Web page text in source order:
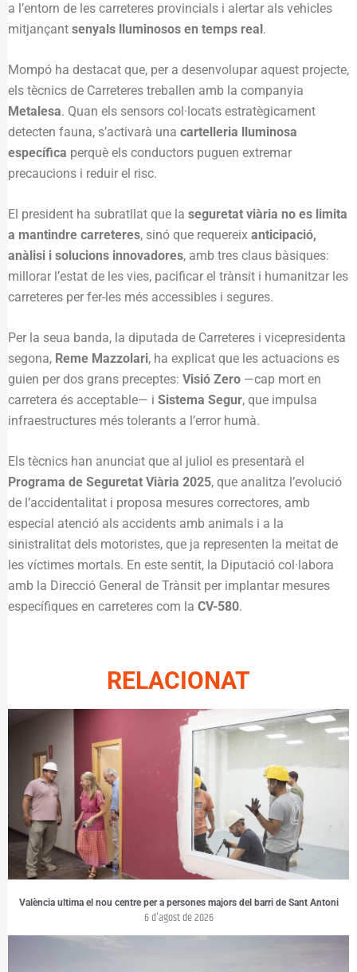
a l’entorn de les carreteres provincials i alertar als vehicles
mitjançant senyals lluminosos en temps real .
Mompó ha destacat que, per a desenvolupar aquest projecte,
els tècnics de Carreteres treballen amb la companyia
Metalesa. Quan els sensors col·locats estratègicament
detecten fauna, s’activarà una cartelleria lluminosa
específica perquè els conductors puguen extremar
precaucions i reduir el risc.
El president ha subratllat que la seguretat viària no es limita
a mantindre carreteres, sinó que requereix anticipació,
anàlisi i solucions innovadores, amb tres claus bàsiques:
millorar l’estat de les vies, pacificar el trànsit i humanitzar les
carreteres per fer-les més accessibles i segures.
Per la seua banda, la diputada de Carreteres i vicepresidenta
segona, Reme Mazzolari, ha explicat que les actuacions es
guien per dos grans preceptes: Visió Zero —cap mort en
carretera és acceptable— i Sistema Segur, que impulsa
infraestructures més tolerants a l’error humà.
Els tècnics han anunciat que al juliol es presentarà el
Programa de Seguretat Viària 2025, que analitza l’evolució
de l’accidentalitat i proposa mesures correctores, amb
especial atenció als accidents amb animals i a la
sinistralitat dels motoristes, que ja representen la meitat de
les víctimes mortals. En este sentit, la Diputació col·labora
amb la Direcció General de Trànsit per implantar mesures
específiques en carreteres com la CV-580.
RELACIONAT
València ultima el nou centre per a persones majors del barri de Sant Antoni
6 d'agost de 2026